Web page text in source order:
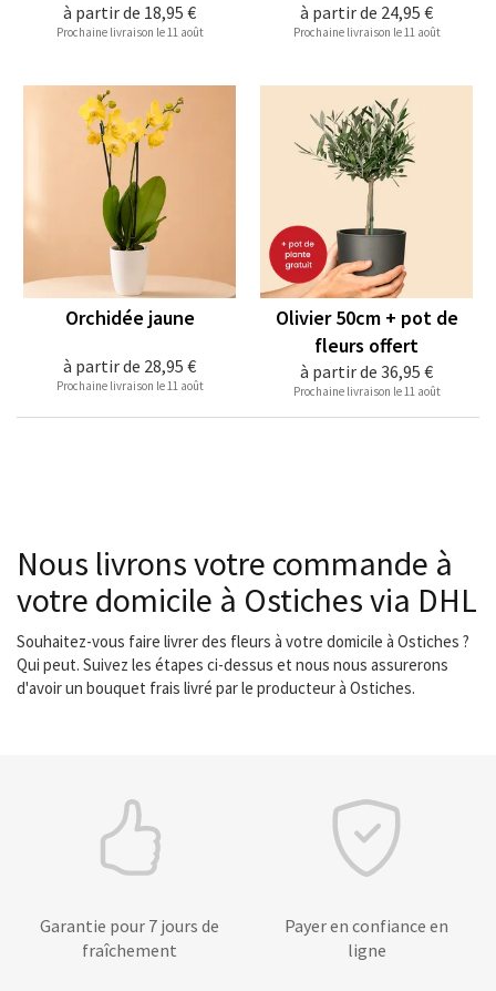
à partir de 18,95 €
Prochaine livraison le 11 août
à partir de 24,95 €
Prochaine livraison le 11 août
à partir de 28,95 €
Orchidée jaune
Prochaine livraison le 11 août
à partir de 36,95 €
Olivier 50cm + pot de
fleurs offert
Prochaine livraison le 11 août
Nous livrons votre commande à
votre domicile à Ostiches via DHL
Souhaitez-vous faire livrer des fleurs à votre domicile à Ostiches ?
Qui peut. Suivez les étapes ci-dessus et nous nous assurerons
d'avoir un bouquet frais livré par le producteur à Ostiches.
Garantie pour 7 jours de
fraîchement
Payer en confiance en
ligne